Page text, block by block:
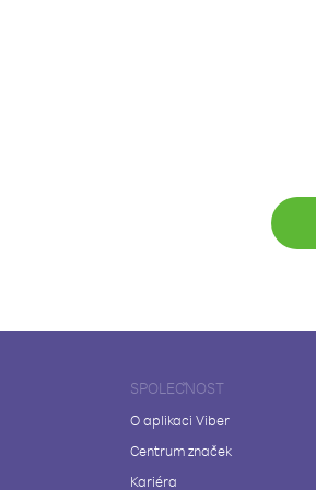
SPOLEČNOST
O aplikaci Viber
Centrum značek
Kariéra